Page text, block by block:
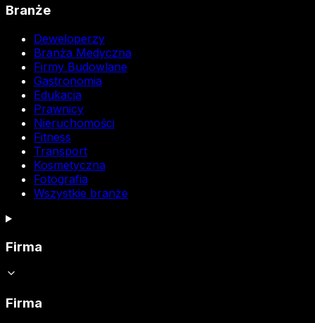
Branże
Deweloperzy
Branża Medyczna
Firmy Budowlane
Gastronomia
Edukacja
Prawnicy
Nieruchomości
Fitness
Transport
Kosmetyczna
Fotografia
Wszystkie branże
Firma
Firma